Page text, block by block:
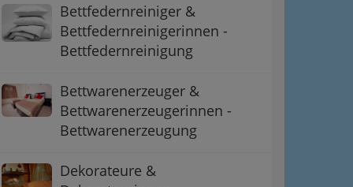
Bettfedernreiniger &
Bettfedernreinigerinnen -
Bettfedernreinigung
Bettwarenerzeuger &
Bettwarenerzeugerinnen -
Bettwarenerzeugung
Dekorateure &